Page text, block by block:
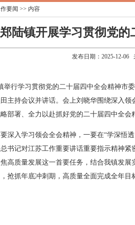
要闻 >> 内容
郑陆镇开展学习贯彻党
发布日期：2025-12-06
举行学习贯彻党的二十届四中全会精神市
主持会议并讲话。会上刘晓华围绕深入
部署、全力以赴抓好党的二十届四中全
深入学习领会全会精神，一要在“学深悟
书记对江苏工作重要讲话重要指示精神
高质量发展这一首要任务，结合我镇发
抢抓年底冲刺期，高质量全面完成全年